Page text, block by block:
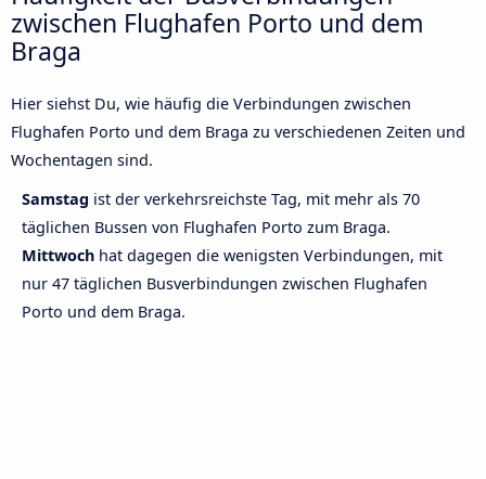
zwischen Flughafen Porto und dem
Braga
Hier siehst Du, wie häufig die Verbindungen zwischen
Flughafen Porto und dem Braga zu verschiedenen Zeiten und
Wochentagen sind.
Samstag ist der verkehrsreichste Tag, mit mehr als 70
täglichen Bussen von Flughafen Porto zum Braga.
Mittwoch hat dagegen die wenigsten Verbindungen, mit
nur 47 täglichen Busverbindungen zwischen Flughafen
Porto und dem Braga.